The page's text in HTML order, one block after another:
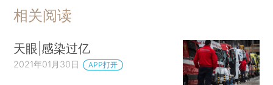
相关阅读
天眼|感染过亿
2021年01月30日 APP打开